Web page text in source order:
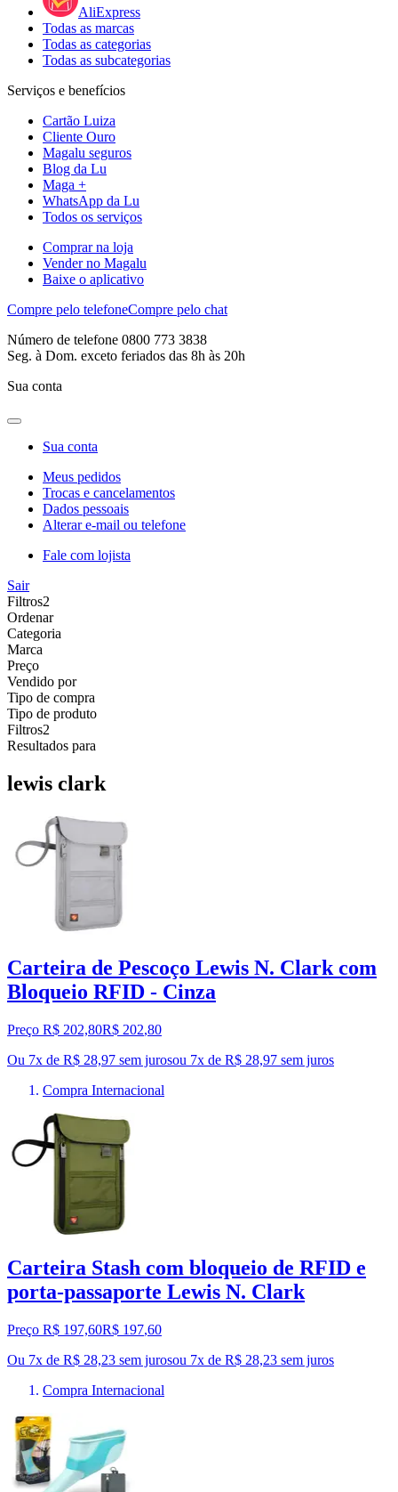
AliExpress
Todas as marcas
Todas as categorias
Todas as subcategorias
Serviços e benefícios
Cartão Luiza
Cliente Ouro
Magalu seguros
Blog da Lu
Maga +
WhatsApp da Lu
Todos os serviços
Comprar na loja
Vender no Magalu
Baixe o aplicativo
Compre pelo telefoneCompre pelo chat
Número de telefone 0800 773 3838
Seg. à Dom. exceto feriados das 8h às 20h
Sua conta
Sua conta
Meus pedidos
Trocas e cancelamentos
Dados pessoais
Alterar e-mail ou telefone
Fale com lojista
Sair
Filtros2
Ordenar
Categoria
Marca
Preço
Vendido por
Tipo de compra
Tipo de produto
Filtros2
Resultados para
lewis clark
Carteira de Pescoço Lewis N. Clark com
Bloqueio RFID - Cinza
Preço R$ 202,80R$ 202,80
Ou 7x de R$ 28,97 sem jurosou 7x de R$ 28,97 sem juros
Compra Internacional
Carteira Stash com bloqueio de RFID e
porta-passaporte Lewis N. Clark
Preço R$ 197,60R$ 197,60
Ou 7x de R$ 28,23 sem jurosou 7x de R$ 28,23 sem juros
Compra Internacional